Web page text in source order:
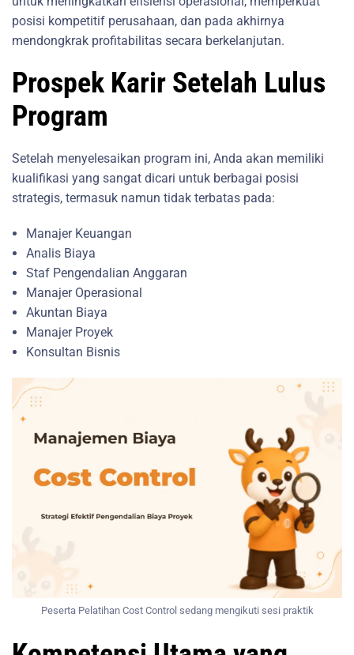
posisi kompetitif perusahaan, dan pada akhirnya
mendongkrak profitabilitas secara berkelanjutan.
Prospek Karir Setelah Lulus
Program
Setelah menyelesaikan program ini, Anda akan memiliki
kualifikasi yang sangat dicari untuk berbagai posisi
strategis, termasuk namun tidak terbatas pada:
Manajer Keuangan
Analis Biaya
Staf Pengendalian Anggaran
Manajer Operasional
Akuntan Biaya
Manajer Proyek
Konsultan Bisnis
Peserta Pelatihan Cost Control sedang mengikuti sesi praktik